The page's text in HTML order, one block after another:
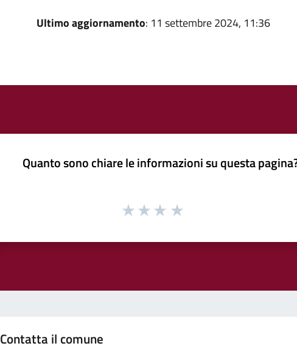
Ultimo aggiornamento: 11 settembre 2024, 11:36
Quanto sono chiare le informazioni su questa
Contatta il comune